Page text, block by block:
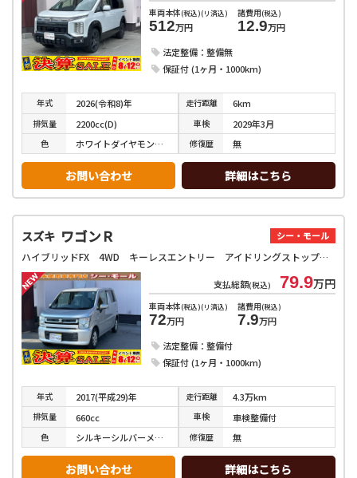
車両本体(税込)(リ済込)
512万円
諸費用(税込)
12.9万円
法定整備：整備無
保証付 (1ヶ月・1000km)
年式 2026(令和8)年 走行距離 6km
排気量 2200cc(D) 車検 2029年3月
色 ホワイトダイヤモンド／ブラックマイカ 修復歴 無
お問い合わせ 詳細はこちら
スズキ ワゴンＲ シー・モール
ハイブリッドFX 4WD キーレスエントリー アイドリングストップ 電動格納ミラー シートヒーター ベンチシート CVT 盗難防止システム ABS ESC CD ミュージックプレイヤー接続可 アルミホイール
支払総額(税込) 79.9万円
車両本体(税込)(リ済込)
72万円
諸費用(税込)
7.9万円
法定整備：整備付
保証付 (1ヶ月・1000km)
年式 2017(平成29)年 走行距離 4.3万km
排気量 660cc 車検 車検整備付
色 シルキーシルバーメタリック 修復歴 無
お問い合わせ 詳細はこちら